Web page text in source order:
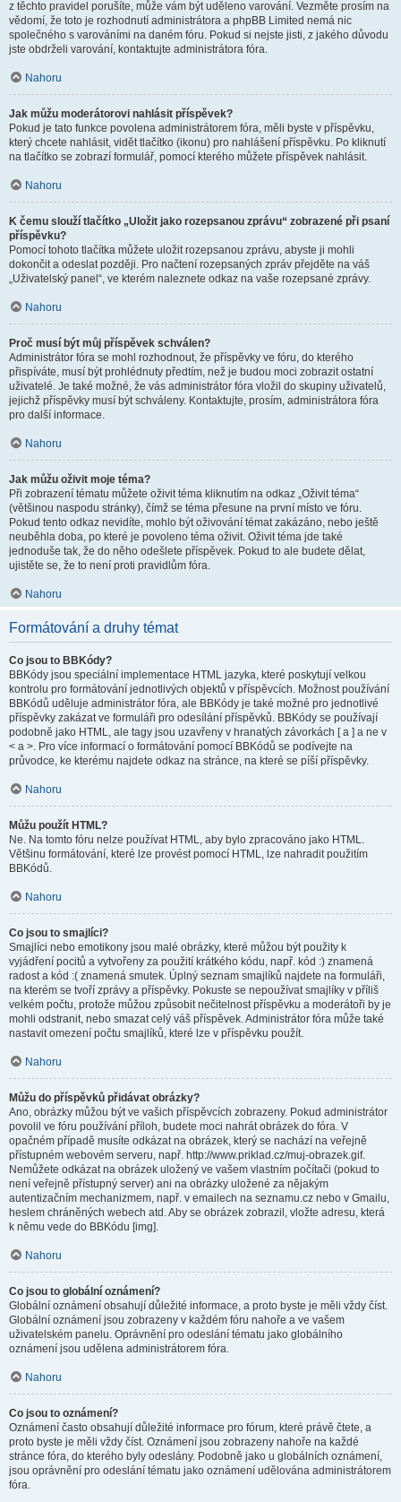
z těchto pravidel porušíte, může vám být uděleno varování. Vezměte prosím na
vědomí, že toto je rozhodnutí administrátora a phpBB Limited nemá nic
společného s varováními na daném fóru. Pokud si nejste jisti, z jakého důvodu
jste obdrželi varování, kontaktujte administrátora fóra.
Nahoru
Jak můžu moderátorovi nahlásit příspěvek?
Pokud je tato funkce povolena administrátorem fóra, měli byste v příspěvku,
který chcete nahlásit, vidět tlačítko (ikonu) pro nahlášení příspěvku. Po kliknutí
na tlačítko se zobrazí formulář, pomocí kterého můžete příspěvek nahlásit.
Nahoru
K čemu slouží tlačítko „Uložit jako rozepsanou zprávu“ zobrazené při psaní
příspěvku?
Pomocí tohoto tlačítka můžete uložit rozepsanou zprávu, abyste ji mohli
dokončit a odeslat později. Pro načtení rozepsaných zpráv přejděte na váš
„Uživatelský panel“, ve kterém naleznete odkaz na vaše rozepsané zprávy.
Nahoru
Proč musí být můj příspěvek schválen?
Administrátor fóra se mohl rozhodnout, že příspěvky ve fóru, do kterého
přispíváte, musí být prohlédnuty předtím, než je budou moci zobrazit ostatní
uživatelé. Je také možné, že vás administrátor fóra vložil do skupiny uživatelů,
jejichž příspěvky musí být schváleny. Kontaktujte, prosím, administrátora fóra
pro další informace.
Nahoru
Jak můžu oživit moje téma?
Při zobrazení tématu můžete oživit téma kliknutím na odkaz „Oživit téma“
(většinou naspodu stránky), čímž se téma přesune na první místo ve fóru.
Pokud tento odkaz nevidíte, mohlo být oživování témat zakázáno, nebo ještě
neuběhla doba, po které je povoleno téma oživit. Oživit téma jde také
jednoduše tak, že do něho odešlete příspěvek. Pokud to ale budete dělat,
ujistěte se, že to není proti pravidlům fóra.
Nahoru
Formátování a druhy témat
Co jsou to BBKódy?
BBKódy jsou speciální implementace HTML jazyka, které poskytují velkou
kontrolu pro formátování jednotlivých objektů v příspěvcích. Možnost používání
BBKódů uděluje administrátor fóra, ale BBKódy je také možné pro jednotlivé
příspěvky zakázat ve formuláři pro odesílání příspěvků. BBKódy se používají
podobně jako HTML, ale tagy jsou uzavřeny v hranatých závorkách [ a ] a ne v
< a >. Pro více informací o formátování pomocí BBKódů se podívejte na
průvodce, ke kterému najdete odkaz na stránce, na které se píší příspěvky.
Nahoru
Můžu použít HTML?
Ne. Na tomto fóru nelze používat HTML, aby bylo zpracováno jako HTML.
Většinu formátování, které lze provést pomocí HTML, lze nahradit použitím
BBKódů.
Nahoru
Co jsou to smajlíci?
Smajlíci nebo emotikony jsou malé obrázky, které můžou být použity k
vyjádření pocitů a vytvořeny za použití krátkého kódu, např. kód :) znamená
radost a kód :( znamená smutek. Úplný seznam smajlíků najdete na formuláři,
na kterém se tvoří zprávy a příspěvky. Pokuste se nepoužívat smajlíky v příliš
velkém počtu, protože můžou způsobit nečitelnost příspěvku a moderátoři by je
mohli odstranit, nebo smazat celý váš příspěvek. Administrátor fóra může také
nastavit omezení počtu smajlíků, které lze v příspěvku použít.
Nahoru
Můžu do příspěvků přidávat obrázky?
Ano, obrázky můžou být ve vašich příspěvcích zobrazeny. Pokud administrátor
povolil ve fóru používání příloh, budete moci nahrát obrázek do fóra. V
opačném případě musíte odkázat na obrázek, který se nachází na veřejně
přístupném webovém serveru, např. http://www.priklad.cz/muj-obrazek.gif.
Nemůžete odkázat na obrázek uložený ve vašem vlastním počítači (pokud to
není veřejně přístupný server) ani na obrázky uložené za nějakým
autentizačním mechanizmem, např. v emailech na seznamu.cz nebo v Gmailu,
heslem chráněných webech atd. Aby se obrázek zobrazil, vložte adresu, která
k němu vede do BBKódu [img].
Nahoru
Co jsou to globální oznámení?
Globální oznámení obsahují důležité informace, a proto byste je měli vždy číst.
Globální oznámení jsou zobrazeny v každém fóru nahoře a ve vašem
uživatelském panelu. Oprávnění pro odeslání tématu jako globálního
oznámení jsou udělena administrátorem fóra.
Nahoru
Co jsou to oznámení?
Oznámení často obsahují důležité informace pro fórum, které právě čtete, a
proto byste je měli vždy číst. Oznámení jsou zobrazeny nahoře na každé
stránce fóra, do kterého byly odeslány. Podobně jako u globálních oznámení,
jsou oprávnění pro odeslání tématu jako oznámení udělována administrátorem
fóra.